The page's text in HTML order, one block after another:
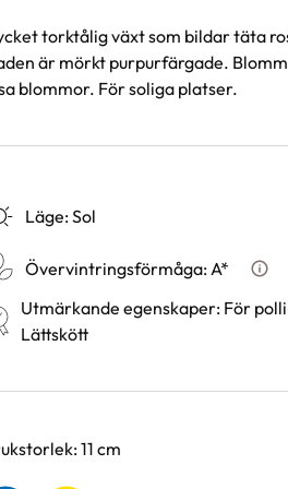
torktålig växt som bildar täta
är mörkt purpurfärgade.
blommor. För soliga platser.
Läge:Sol
Övervintringsförmåga:A*
Utmärkande egenskaper: För
Lättskött
11 cm